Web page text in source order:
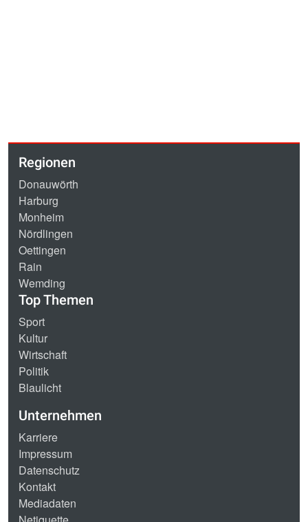
Regionen
Donauwörth
Harburg
Monheim
Nördlingen
Oettingen
Rain
Wemding
Top Themen
Sport
Kultur
Wirtschaft
Politik
Blaulicht
Unternehmen
Karriere
Impressum
Datenschutz
Kontakt
Mediadaten